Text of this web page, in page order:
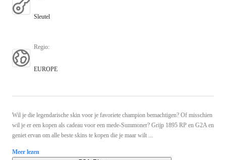
Sleutel
Regio:
EUROPE
Wil je die legendarische skin voor je favoriete champion bemachtigen? Of misschien
wil je er een kopen als cadeau voor een mede-Summoner? Grijp 1895 RP en G2A en
geniet ervan om alle beste skins te kopen die je maar wilt ...
Meer lezen